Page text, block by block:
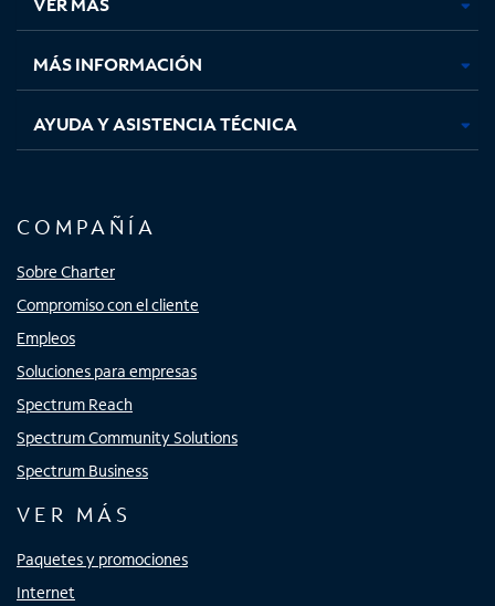
pestaña
nueva
pestaña
nueva
pestaña
nuevanueva
MÁS INFORMACIÓN
AYUDA Y ASISTENCIA TÉCNICA
COMPAÑÍA
Sobre Charter
Compromiso con el cliente
Empleos
Soluciones para empresas
Spectrum Reach
Spectrum Community Solutions
Spectrum Business
VER MÁS
Paquetes y promociones
Internet